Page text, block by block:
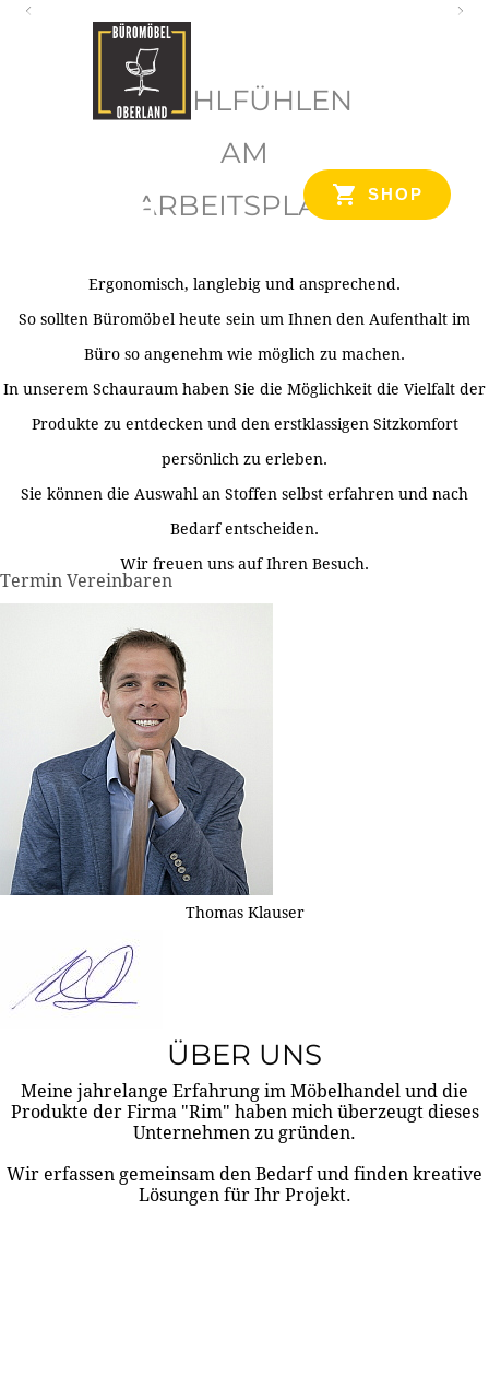
SHOP
WOHLFÜHLEN
AM
ARBEITSPLATZ
Ergonomisch, langlebig und ansprechend.
So sollten Büromöbel heute sein um Ihnen den Aufenthalt im
Büro so angenehm wie möglich zu machen.
In unserem Schauraum haben Sie die Möglichkeit die Vielfalt der
Produkte zu entdecken und den erstklassigen Sitzkomfort
persönlich zu erleben.
Sie können die Auswahl an Stoffen selbst erfahren und nach
Bedarf entscheiden.
Wir freuen uns auf Ihren Besuch.
Termin Vereinbaren
Thomas Klauser
ÜBER UNS
Meine jahrelange Erfahrung im Möbelhandel und die
Produkte der Firma "Rim" haben mich überzeugt dieses
Unternehmen zu gründen.
Wir erfassen gemeinsam den Bedarf und finden kreative
Lösungen für Ihr Projekt.